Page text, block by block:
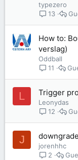
typezero
13
How to:
verslag)
Oddball
11
L Trigger
Leonydas
12
J
jorenhhc
2